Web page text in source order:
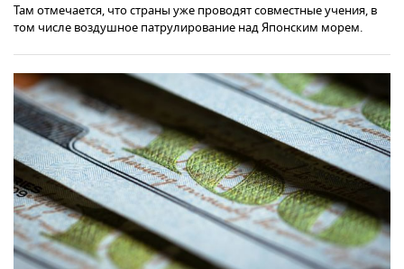
Там отмечается, что страны уже проводят совместные учения, в
том числе воздушное патрулирование над Японским морем.